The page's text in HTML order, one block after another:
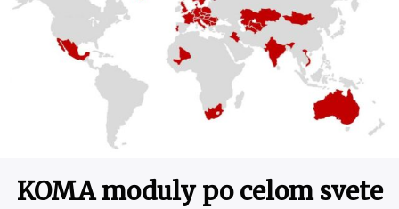
KOMA moduly po celom svete